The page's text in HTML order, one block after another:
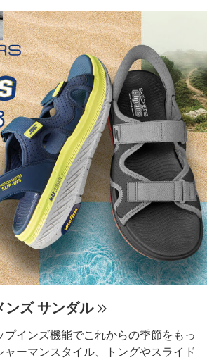
ンズ サンダル
インズ機能でこれからの季節をもっ
ャーマンスタイル、トングやスライド